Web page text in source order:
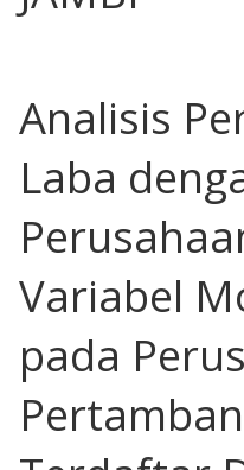
Analisis
Laba
Variabel
pada